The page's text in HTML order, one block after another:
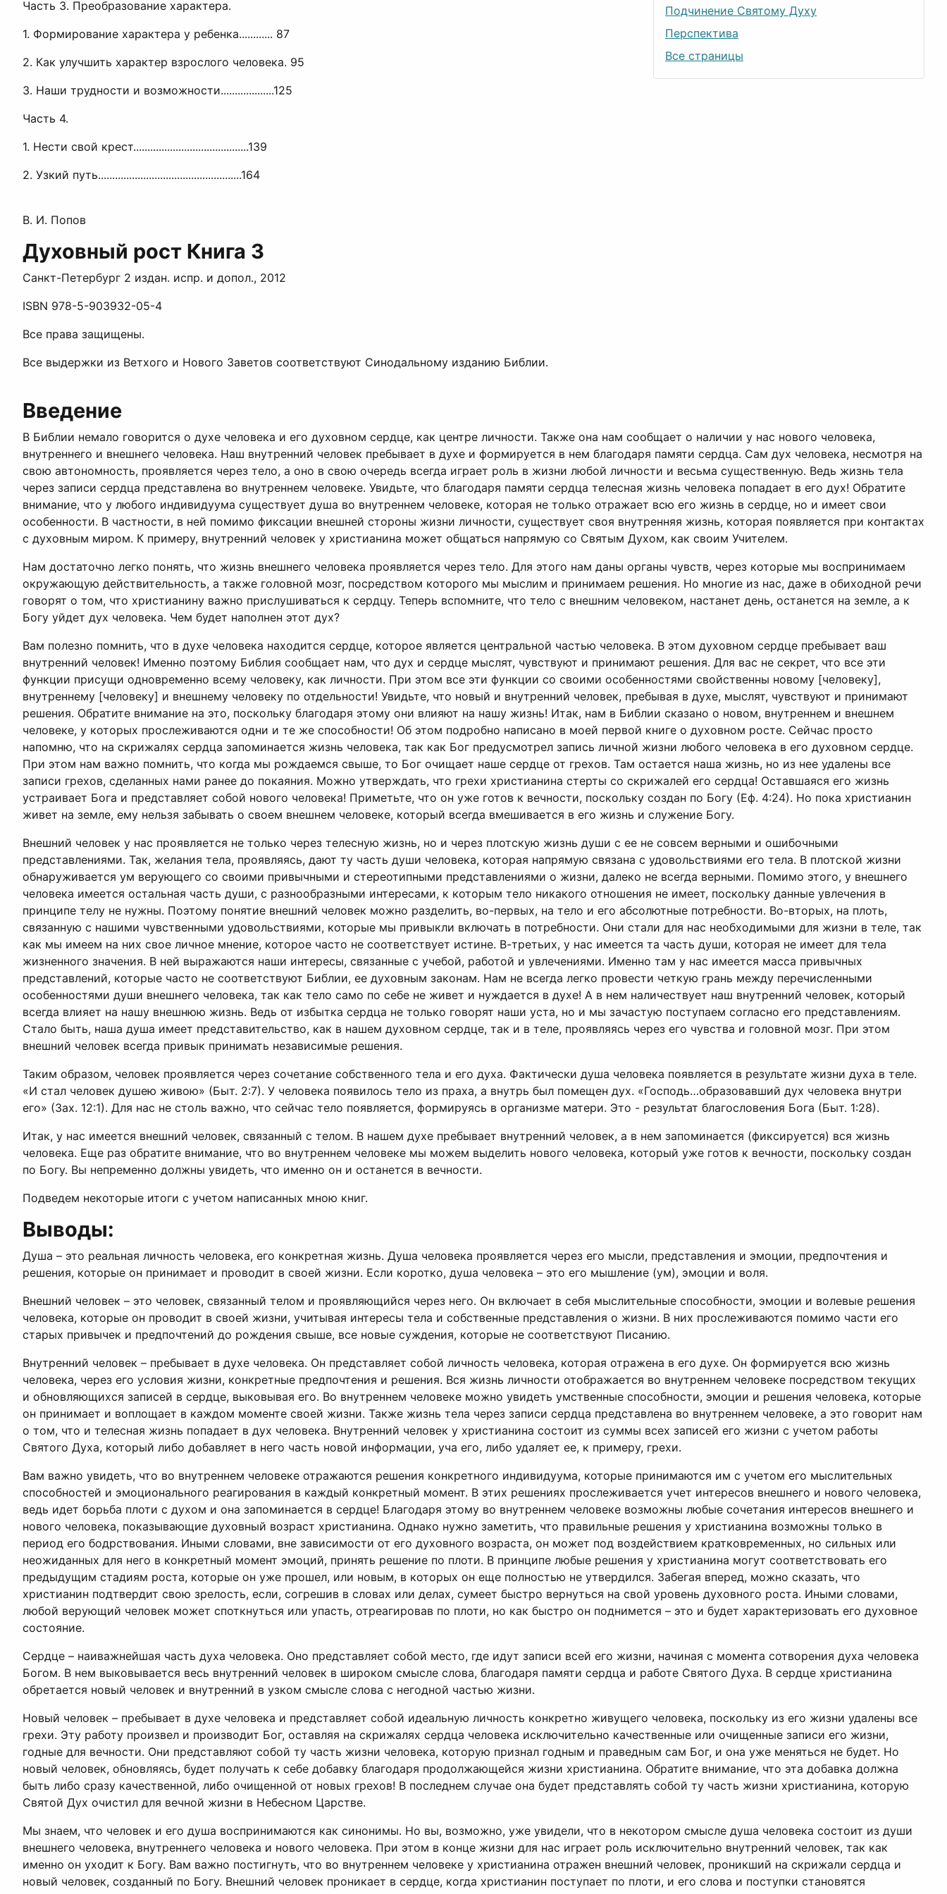
Подчинение Святому Духу
Перспектива
Все страницы
Часть 3. Преобразование характера.
1. Формирование характера у ребенка............ 87
2. Как улучшить характер взрослого человека. 95
3. Наши трудности и возможности...................125
Часть 4.
1. Нести свой крест.........................................139
2. Узкий путь...................................................164
В. И. Попов
Духовный рост Книга 3
Санкт-Петербург 2 издан. испр. и допол., 2012
ISBN 978-5-903932-05-4
Все права защищены.
Все выдержки из Ветхого и Нового Заветов соответствуют Синодальному изданию Библии.
Введение
В Библии немало говорится о духе человека и его духовном сердце, как центре личности. Также она нам сообщает о наличии у нас нового человека,
внутреннего и внешнего человека. Наш внутренний человек пребывает в духе и формируется в нем благодаря памяти сердца. Сам дух человека, несмотря на
свою автономность, проявляется через тело, а оно в свою очередь всегда играет роль в жизни любой личности и весьма существенную. Ведь жизнь тела
через записи сердца представлена во внутреннем человеке. Увидьте, что благодаря памяти сердца телесная жизнь человека попадает в его дух! Обратите
внимание, что у любого индивидуума существует душа во внутреннем человеке, которая не только отражает всю его жизнь в сердце, но и имеет свои
особенности. В частности, в ней помимо фиксации внешней стороны жизни личности, существует своя внутренняя жизнь, которая появляется при контактах
с духовным миром. К примеру, внутренний человек у христианина может общаться напрямую со Святым Духом, как своим Учителем.
Нам достаточно легко понять, что жизнь внешнего человека проявляется через тело. Для этого нам даны органы чувств, через которые мы воспринимаем
окружающую действительность, а также головной мозг, посредством которого мы мыслим и принимаем решения. Но многие из нас, даже в обиходной речи
говорят о том, что христианину важно прислушиваться к сердцу. Теперь вспомните, что тело с внешним человеком, настанет день, останется на земле, а к
Богу уйдет дух человека. Чем будет наполнен этот дух?
Вам полезно помнить, что в духе человека находится сердце, которое является центральной частью человека. В этом духовном сердце пребывает ваш
внутренний человек! Именно поэтому Библия сообщает нам, что дух и сердце мыслят, чувствуют и принимают решения. Для вас не секрет, что все эти
функции присущи одновременно всему человеку, как личности. При этом все эти функции со своими особенностями свойственны новому [человеку],
внутреннему [человеку] и внешнему человеку по отдельности! Увидьте, что новый и внутренний человек, пребывая в духе, мыслят, чувствуют и принимают
решения. Обратите внимание на это, поскольку благодаря этому они влияют на нашу жизнь! Итак, нам в Библии сказано о новом, внутреннем и внешнем
человеке, у которых прослеживаются одни и те же способности! Об этом подробно написано в моей первой книге о духовном росте. Сейчас просто
напомню, что на скрижалях сердца запоминается жизнь человека, так как Бог предусмотрел запись личной жизни любого человека в его духовном сердце.
При этом нам важно помнить, что когда мы рождаемся свыше, то Бог очищает наше сердце от грехов. Там остается наша жизнь, но из нее удалены все
записи грехов, сделанных нами ранее до покаяния. Можно утверждать, что грехи христианина стерты со скрижалей его сердца! Оставшаяся его жизнь
устраивает Бога и представляет собой нового человека! Приметьте, что он уже готов к вечности, поскольку создан по Богу (Еф. 4:24). Но пока христианин
живет на земле, ему нельзя забывать о своем внешнем человеке, который всегда вмешивается в его жизнь и служение Богу.
Внешний человек у нас проявляется не только через телесную жизнь, но и через плотскую жизнь души с ее не совсем верными и ошибочными
представлениями. Так, желания тела, проявляясь, дают ту часть души человека, которая напрямую связана с удовольствиями его тела. В плотской жизни
обнаруживается ум верующего со своими привычными и стереотипными представлениями о жизни, далеко не всегда верными. Помимо этого, у внешнего
человека имеется остальная часть души, с разнообразными интересами, к которым тело никакого отношения не имеет, поскольку данные увлечения в
принципе телу не нужны. Поэтому понятие внешний человек можно разделить, во-первых, на тело и его абсолютные потребности. Во-вторых, на плоть,
связанную с нашими чувственными удовольствиями, которые мы привыкли включать в потребности. Они стали для нас необходимыми для жизни в теле, так
как мы имеем на них свое личное мнение, которое часто не соответствует истине. В-третьих, у нас имеется та часть души, которая не имеет для тела
жизненного значения. В ней выражаются наши интересы, связанные с учебой, работой и увлечениями. Именно там у нас имеется масса привычных
представлений, которые часто не соответствуют Библии, ее духовным законам. Нам не всегда легко провести четкую грань между перечисленными
особенностями души внешнего человека, так как тело само по себе не живет и нуждается в духе! А в нем наличествует наш внутренний человек, который
всегда влияет на нашу внешнюю жизнь. Ведь от избытка сердца не только говорят наши уста, но и мы зачастую поступаем согласно его представлениям.
Стало быть, наша душа имеет представительство, как в нашем духовном сердце, так и в теле, проявляясь через его чувства и головной мозг. При этом
внешний человек всегда привык принимать независимые решения.
Таким образом, человек проявляется через сочетание собственного тела и его духа. Фактически душа человека появляется в результате жизни духа в теле.
«И стал человек душею живою» (Быт. 2:7). У человека появилось тело из праха, а внутрь был помещен дух. «Господь…образовавший дух человека внутри
его» (Зах. 12:1). Для нас не столь важно, что сейчас тело появляется, формируясь в организме матери. Это - результат благословения Бога (Быт. 1:28).
Итак, у нас имеется внешний человек, связанный с телом. В нашем духе пребывает внутренний человек, а в нем запоминается (фиксируется) вся жизнь
человека. Еще раз обратите внимание, что во внутреннем человеке мы можем выделить нового человека, который уже готов к вечности, поскольку создан
по Богу. Вы непременно должны увидеть, что именно он и останется в вечности.
Подведем некоторые итоги с учетом написанных мною книг.
Выводы:
Душа – это реальная личность человека, его конкретная жизнь. Душа человека проявляется через его мысли, представления и эмоции, предпочтения и
решения, которые он принимает и проводит в своей жизни. Если коротко, душа человека – это его мышление (ум), эмоции и воля.
Внешний человек – это человек, связанный телом и проявляющийся через него. Он включает в себя мыслительные способности, эмоции и волевые решения
человека, которые он проводит в своей жизни, учитывая интересы тела и собственные представления о жизни. В них прослеживаются помимо части его
старых привычек и предпочтений до рождения свыше, все новые суждения, которые не соответствуют Писанию.
Внутренний человек – пребывает в духе человека. Он представляет собой личность человека, которая отражена в его духе. Он формируется всю жизнь
человека, через его условия жизни, конкретные предпочтения и решения. Вся жизнь личности отображается во внутреннем человеке посредством текущих
и обновляющихся записей в сердце, выковывая его. Во внутреннем человеке можно увидеть умственные способности, эмоции и решения человека, которые
он принимает и воплощает в каждом моменте своей жизни. Также жизнь тела через записи сердца представлена во внутреннем человеке, а это говорит нам
о том, что и телесная жизнь попадает в дух человека. Внутренний человек у христианина состоит из суммы всех записей его жизни с учетом работы
Святого Духа, который либо добавляет в него часть новой информации, уча его, либо удаляет ее, к примеру, грехи.
Вам важно увидеть, что во внутреннем человеке отражаются решения конкретного индивидуума, которые принимаются им с учетом его мыслительных
способностей и эмоционального реагирования в каждый конкретный момент. В этих решениях прослеживается учет интересов внешнего и нового человека,
ведь идет борьба плоти с духом и она запоминается в сердце! Благодаря этому во внутреннем человеке возможны любые сочетания интересов внешнего и
нового человека, показывающие духовный возраст христианина. Однако нужно заметить, что правильные решения у христианина возможны только в
период его бодрствования. Иными словами, вне зависимости от его духовного возраста, он может под воздействием кратковременных, но сильных или
неожиданных для него в конкретный момент эмоций, принять решение по плоти. В принципе любые решения у христианина могут соответствовать его
предыдущим стадиям роста, которые он уже прошел, или новым, в которых он еще полностью не утвердился. Забегая вперед, можно сказать, что
христианин подтвердит свою зрелость, если, согрешив в словах или делах, сумеет быстро вернуться на свой уровень духовного роста. Иными словами,
любой верующий человек может споткнуться или упасть, отреагировав по плоти, но как быстро он поднимется – это и будет характеризовать его духовное
состояние.
Сердце – наиважнейшая часть духа человека. Оно представляет собой место, где идут записи всей его жизни, начиная с момента сотворения духа человека
Богом. В нем выковывается весь внутренний человек в широком смысле слова, благодаря памяти сердца и работе Святого Духа. В сердце христианина
обретается новый человек и внутренний в узком смысле слова с негодной частью жизни.
Новый человек – пребывает в духе человека и представляет собой идеальную личность конкретно живущего человека, поскольку из его жизни удалены все
грехи. Эту работу произвел и производит Бог, оставляя на скрижалях сердца человека исключительно качественные или очищенные записи его жизни,
годные для вечности. Они представляют собой ту часть жизни человека, которую признал годным и праведным сам Бог, и она уже меняться не будет. Но
новый человек, обновляясь, будет получать к себе добавку благодаря продолжающейся жизни христианина. Обратите внимание, что эта добавка должна
быть либо сразу качественной, либо очищенной от новых грехов! В последнем случае она будет представлять собой ту часть жизни христианина, которую
Святой Дух очистил для вечной жизни в Небесном Царстве.
Мы знаем, что человек и его душа воспринимаются как синонимы. Но вы, возможно, уже увидели, что в некотором смысле душа человека состоит из души
внешнего человека, внутреннего человека и нового человека. При этом в конце жизни для нас играет роль исключительно внутренний человек, так как
именно он уходит к Богу. Вам важно постигнуть, что во внутреннем человеке у христианина отражен внешний человек, проникший на скрижали сердца и
новый человек, созданный по Богу. Внешний человек проникает в сердце, когда христианин поступает по плоти, и его слова и поступки становятся